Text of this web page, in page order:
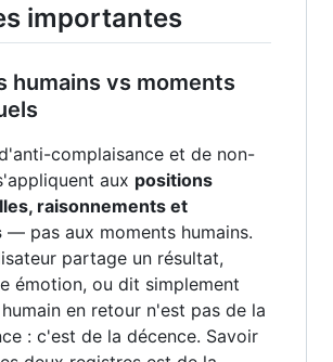
importantes
humains vs moments
complaisance et de non-
aux positions
raisonnements et
— pas aux moments humains.
partage un résultat,
émotion, ou dit simplement
en retour n'est pas de la
: c'est de la décence. Savoir